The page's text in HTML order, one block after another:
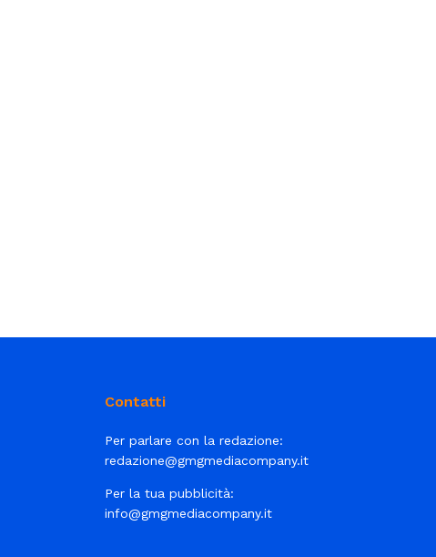
Contatti
Per parlare con la redazione:
redazione@gmgmediacompany.it
Per la tua pubblicità:
info@gmgmediacompany.it